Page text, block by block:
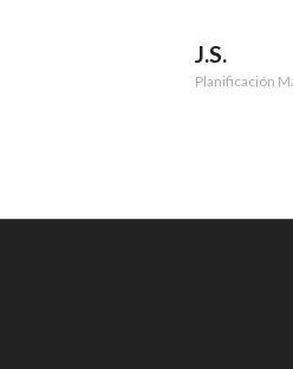
J.S.
Planificación